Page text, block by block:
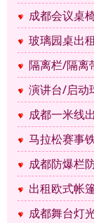
成都会议桌
玻璃园桌出租
隔离栏/隔离
演讲台/启动
成都一米线
马拉松赛事
成都防爆栏
出租欧式帐
成都舞台灯